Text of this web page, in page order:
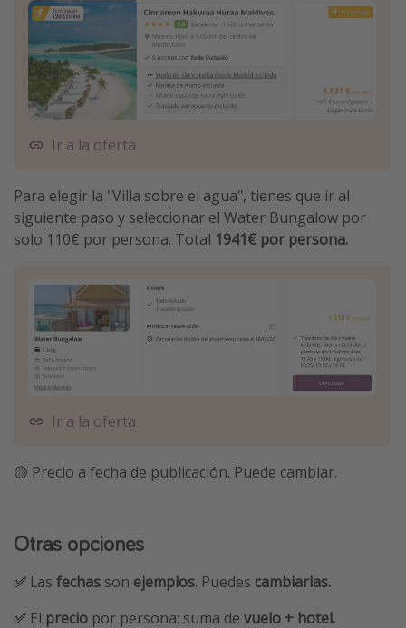
Ir a la oferta
Para elegir la "Villa sobre el agua", tienes que ir al
siguiente paso y seleccionar el Water Bungalow por
solo 110€ por persona. Total 1941€ por persona.
Ir a la oferta
🟡 Precio a fecha de publicación. Puede cambiar.
Otras opciones
✅ Las fechas son ejemplos. Puedes cambiarlas.
✅ El precio por persona: suma de vuelo + hotel.